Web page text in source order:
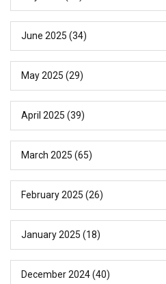
June 2025 (34)
May 2025 (29)
April 2025 (39)
March 2025 (65)
February 2025 (26)
January 2025 (18)
December 2024(40)